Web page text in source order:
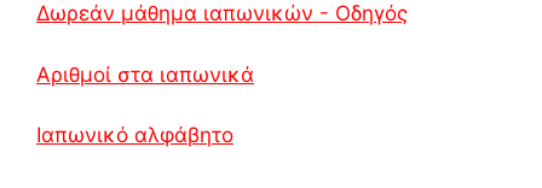
Δωρεάν μάθημα ιαπωνικών - Οδηγός
Αριθμοί στα ιαπωνικά
Ιαπωνικό αλφάβητο